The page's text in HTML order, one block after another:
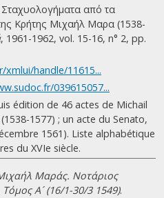
από τα
Κρήτης Μιχαήλ Μαρα (1538-
, 1961-1962, vol. 15-16, n° 2, pp.
xmlui/handle/11615...
039615057...
édition de 46 actes de Michail
1577) ; un acte du Senato,
1561). Liste alphabétique
du XVIe siècle.
Μαράς. Νοτάριος
Α´ (16/1-30/3 1549).